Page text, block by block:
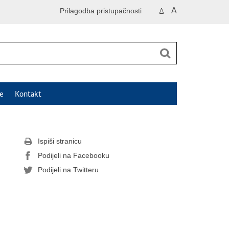
A A
Prilagodba pristupačnosti
Kontakt
Ispiši stranicu
Podijeli na Facebooku
Podijeli na Twitteru